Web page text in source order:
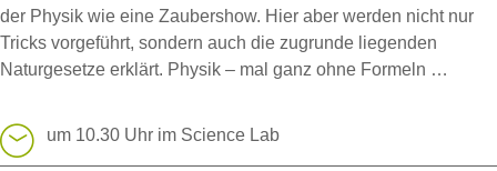
der Physik wie eine Zaubershow. Hier aber werden nicht nur
Tricks vorgeführt, sondern auch die zugrunde liegenden
Naturgesetze erklärt. Physik – mal ganz ohne Formeln …
um 10.30 Uhr im Science Lab